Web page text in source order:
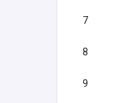
7
8
9